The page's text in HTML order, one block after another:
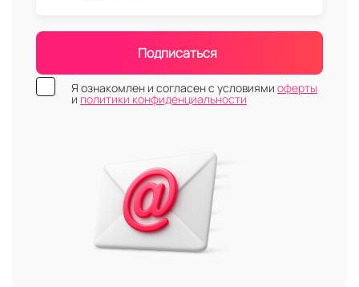
Подписаться
Я ознакомлен и согласен с условиями оферты
и политики конфиденциальности